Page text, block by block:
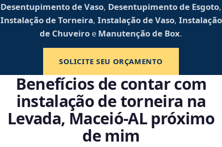
Desentupimento de Vaso, Desentupimento de Esgoto,
Instalação de Torneira, Instalação de Vaso, Instalação
de Chuveiro e Manutenção de Box.
SOLICITE SEU ORÇAMENTO
Benefícios de contar com
instalação de torneira na
Levada, Maceió‑AL próximo
de mim